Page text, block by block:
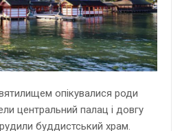
опікувалися роди
центральний палац і довгу
буддистський храм.